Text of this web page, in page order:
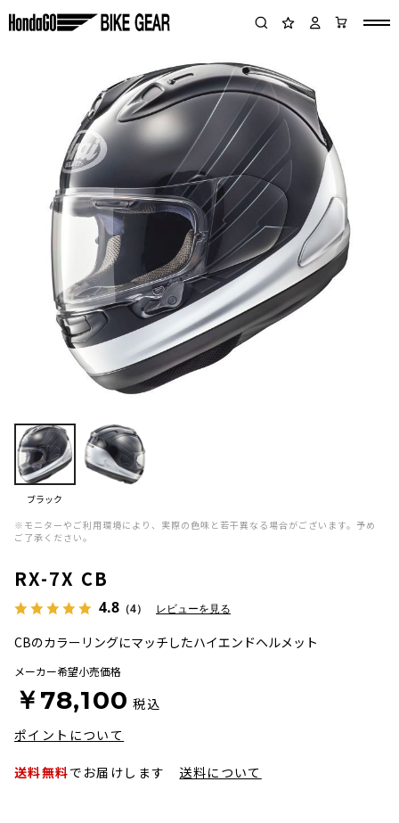
ブラック
※モニターやご利用環境により、実際の色味と若干異なる場合がございます。予め
ご了承ください。
CBのカラーリングにマッチしたハイエンドヘルメット
RX-7X CB
4.8 （4） レビューを見る
メーカー希望小売価格
￥78,100 税込
ポイントについて
送料無料でお届けします 送料について